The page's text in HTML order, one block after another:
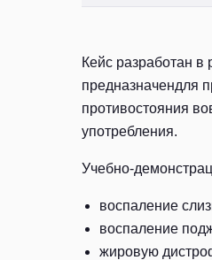
Кейс разработан
предназначендля
противостояния
употребления.
Учебно-
воспаление
воспаление
жировую